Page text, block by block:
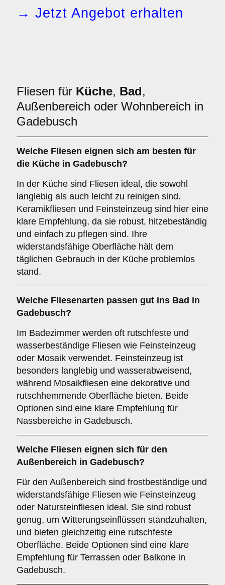
→ Jetzt Angebot erhalten
Fliesen für Küche, Bad,
Außenbereich oder Wohnbereich in
Gadebusch
Welche Fliesen eignen sich am besten für
die Küche in Gadebusch?
In der Küche sind Fliesen ideal, die sowohl
langlebig als auch leicht zu reinigen sind.
Keramikfliesen und Feinsteinzeug sind hier eine
klare Empfehlung, da sie robust, hitzebeständig
und einfach zu pflegen sind. Ihre
widerstandsfähige Oberfläche hält dem
täglichen Gebrauch in der Küche problemlos
stand.
Welche Fliesenarten passen gut ins Bad in
Gadebusch?
Im Badezimmer werden oft rutschfeste und
wasserbeständige Fliesen wie Feinsteinzeug
oder Mosaik verwendet. Feinsteinzeug ist
besonders langlebig und wasserabweisend,
während Mosaikfliesen eine dekorative und
rutschhemmende Oberfläche bieten. Beide
Optionen sind eine klare Empfehlung für
Nassbereiche in Gadebusch.
Welche Fliesen eignen sich für den
Außenbereich in Gadebusch?
Für den Außenbereich sind frostbeständige und
widerstandsfähige Fliesen wie Feinsteinzeug
oder Natursteinfliesen ideal. Sie sind robust
genug, um Witterungseinflüssen standzuhalten,
und bieten gleichzeitig eine rutschfeste
Oberfläche. Beide Optionen sind eine klare
Empfehlung für Terrassen oder Balkone in
Gadebusch.